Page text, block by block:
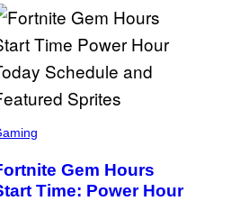
Gem Hours
Time: Power Hour